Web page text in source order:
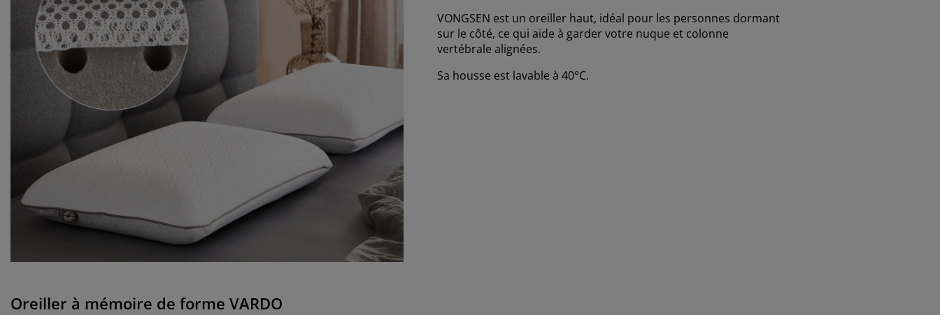
VONGSEN est un oreiller haut, idéal pour les personnes dormant
sur le côté, ce qui aide à garder votre nuque et colonne
vertébrale alignées.
Sa housse est lavable à 40°C.
Oreiller à mémoire de forme VARDO